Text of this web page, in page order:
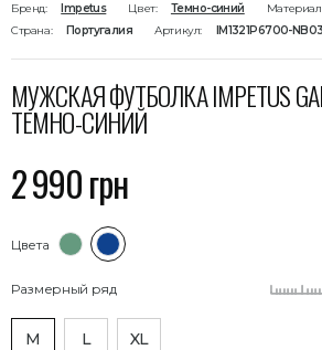
Бренд: Impetus Цвет: Темно-синий
Страна:
Португалия Артикул: IM1321P6700-
МУЖСКАЯ ФУТБОЛКА IMPETUS
ТЕМНО-СИНИЙ
2 990 грн
Цвета
Размерный ряд
M L XL